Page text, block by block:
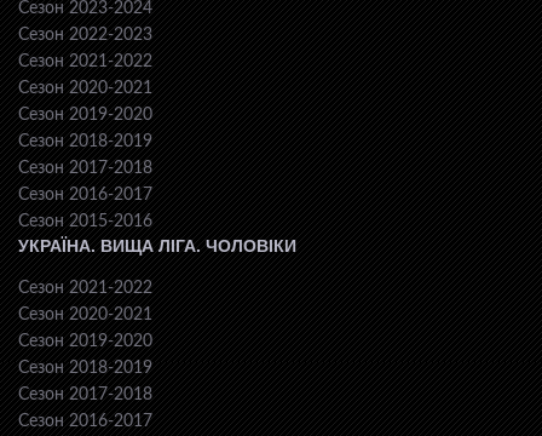
Сезон 2023-2024
Сезон 2022-2023
Сезон 2021-2022
Сезон 2020-2021
Сезон 2019-2020
Сезон 2018-2019
Сезон 2017-2018
Сезон 2016-2017
Сезон 2015-2016
УКРАЇНА. ВИЩА ЛІГА. ЧОЛОВІКИ
Сезон 2021-2022
Сезон 2020-2021
Сезон 2019-2020
Сезон 2018-2019
Сезон 2017-2018
Сезон 2016-2017